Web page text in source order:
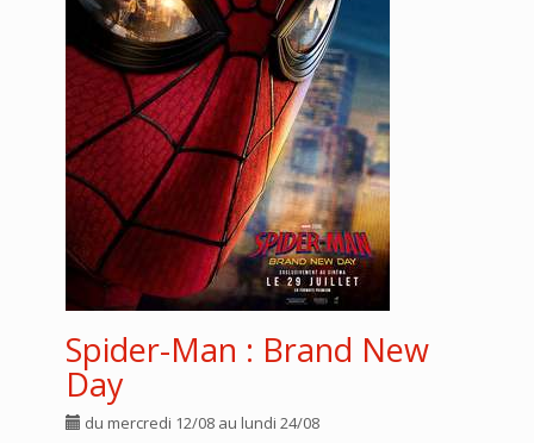
Spider-Man : Brand New
Day
du mercredi 12/08 au lundi 24/08